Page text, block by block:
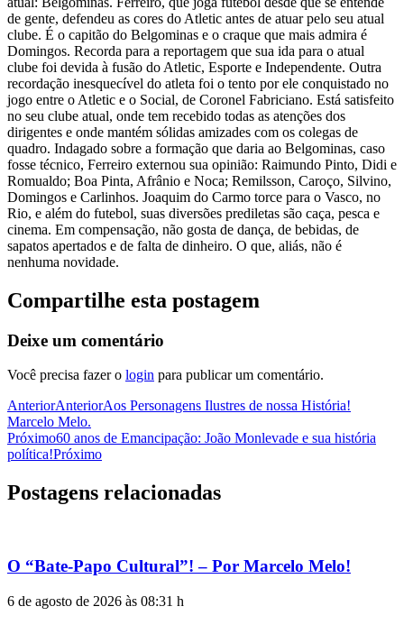
de gente, defendeu as cores do Atletic antes de atuar pelo seu atual
clube. É o capitão do Belgominas e o craque que mais admira é
Domingos. Recorda para a reportagem que sua ida para o atual
clube foi devida à fusão do Atletic, Esporte e Independente. Outra
recordação inesquecível do atleta foi o tento por ele conquistado no
jogo entre o Atletic e o Social, de Coronel Fabriciano. Está satisfeito
no seu clube atual, onde tem recebido todas as atenções dos
dirigentes e onde mantém sólidas amizades com os colegas de
quadro. Indagado sobre a formação que daria ao Belgominas, caso
fosse técnico, Ferreiro externou sua opinião: Raimundo Pinto, Didi e
Romualdo; Boa Pinta, Afrânio e Noca; Remilsson, Caroço, Silvino,
Domingos e Carlinhos. Joaquim do Carmo torce para o Vasco, no
Rio, e além do futebol, suas diversões prediletas são caça, pesca e
cinema. Em compensação, não gosta de dança, de bebidas, de
sapatos apertados e de falta de dinheiro. O que, aliás, não é
nenhuma novidade.
Compartilhe esta postagem
Deixe um comentário
Você precisa fazer o login para publicar um comentário.
AnteriorAnteriorAos Personagens Ilustres de nossa História!
Marcelo Melo.
Próximo60 anos de Emancipação: João Monlevade e sua história
política!Próximo
Postagens relacionadas
O “Bate-Papo Cultural”! – Por Marcelo Melo!
6 de agosto de 2026 às 08:31 h